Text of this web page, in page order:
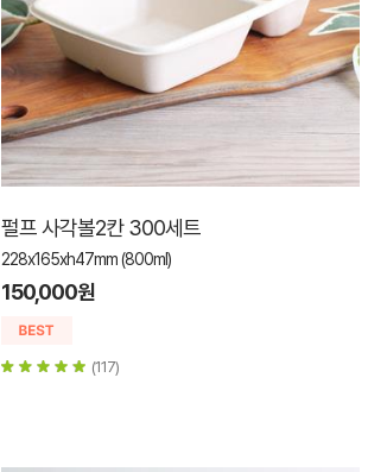
펄프 사각볼2칸 300세트
228x165xh47mm (800ml)
150,000원
(117)